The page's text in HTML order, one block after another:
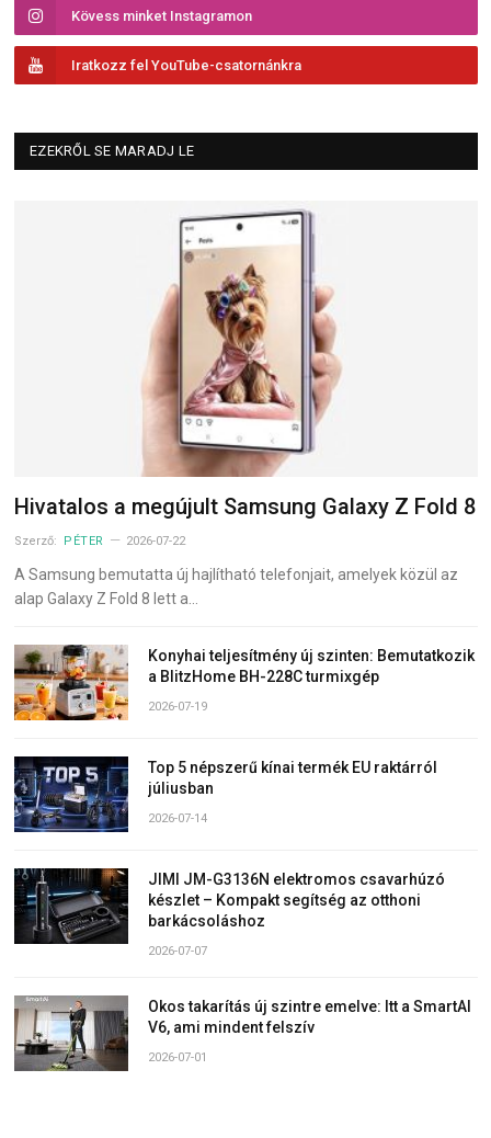
Kövess minket Instagramon
Iratkozz fel YouTube-csatornánkra
EZEKRŐL SE MARADJ LE
Hivatalos a megújult Samsung Galaxy Z Fold 8
Szerző: PÉTER 2026-07-22
A Samsung bemutatta új hajlítható telefonjait, amelyek közül az
alap Galaxy Z Fold 8 lett a…
Konyhai teljesítmény új szinten: Bemutatkozik
a BlitzHome BH-228C turmixgép
2026-07-19
Top 5 népszerű kínai termék EU raktárról
júliusban
2026-07-14
JIMI JM-G3136N elektromos csavarhúzó
készlet – Kompakt segítség az otthoni
barkácsoláshoz
2026-07-07
Okos takarítás új szintre emelve: Itt a SmartAI
V6, ami mindent felszív
2026-07-01